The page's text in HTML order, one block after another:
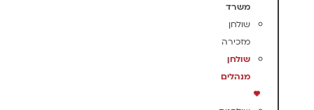
משרד
שולחן
מזכירה
שולחן
מנהלים